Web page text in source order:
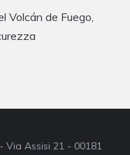
Volcán de Fuego,
Assisi 21 - 00181